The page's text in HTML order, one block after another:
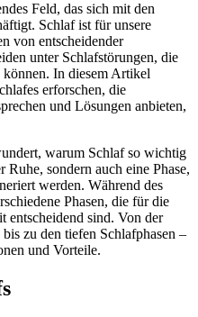
Feld, das sich mit den
Schlaf ist für unsere
von entscheidender
unter Schlafstörungen, die
In diesem Artikel
erforschen, die
und Lösungen anbieten,
warum Schlaf so wichtig
sondern auch eine Phase,
werden. Während des
Phasen, die für die
entscheidend sind. Von der
zu den tiefen Schlafphasen –
und Vorteile.